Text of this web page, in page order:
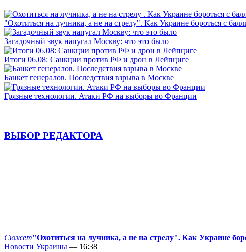
"Охотиться на лучника, а не на стрелу". Как Украине бороться с
Загадочный звук напугал Москву: что это было
Итоги 06.08: Санкции против РФ и дрон в Лейпциге
Банкет генералов. Последствия взрыва в Москве
Грязные технологии. Атаки РФ на выборы во Франции
ВЫБОР РЕДАКТОРА
Сюжет"Охотиться на лучника, а не на стрелу". Как Украине
Новости Украины — 16:38